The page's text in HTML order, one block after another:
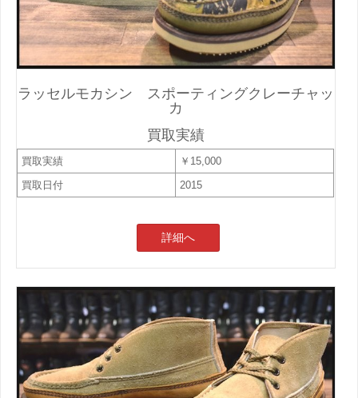
ラッセルモカシン スポーティングクレーチャッ
カ
買取実績
買取実績
￥15,000
買取日付
2015
詳細へ